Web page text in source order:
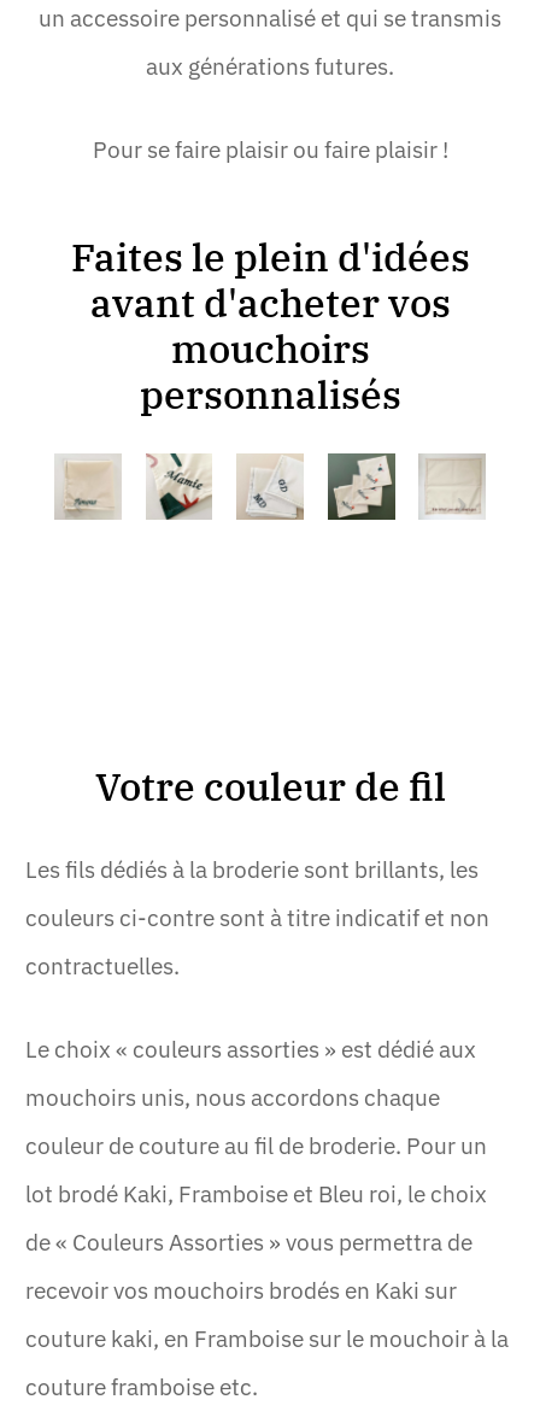
un accessoire personnalisé et qui se transmis
aux générations futures.
Pour se faire plaisir ou faire plaisir !
Faites le plein d'idées
avant d'acheter vos
mouchoirs
personnalisés
Votre couleur de fil
Les fils dédiés à la broderie sont brillants, les
couleurs ci-contre sont à titre indicatif et non
contractuelles.
Le choix « couleurs assorties » est dédié aux
mouchoirs unis, nous accordons chaque
couleur de couture au fil de broderie. Pour un
lot brodé Kaki, Framboise et Bleu roi, le choix
de « Couleurs Assorties » vous permettra de
recevoir vos mouchoirs brodés en Kaki sur
couture kaki, en Framboise sur le mouchoir à la
couture framboise etc.